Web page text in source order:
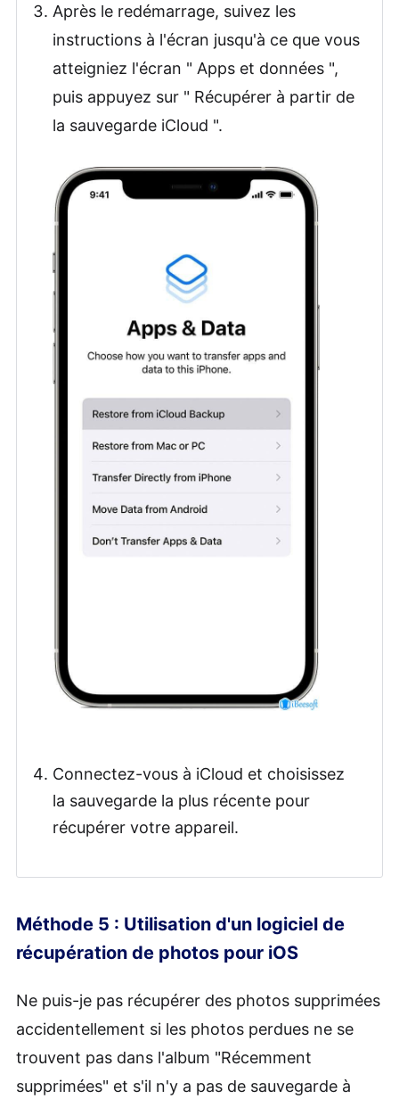
Après le redémarrage, suivez les
instructions à l'écran jusqu'à ce que vous
atteigniez l'écran " Apps et données ",
puis appuyez sur " Récupérer à partir de
la sauvegarde iCloud ".
Connectez-vous à iCloud et choisissez
la sauvegarde la plus récente pour
récupérer votre appareil.
Méthode 5 : Utilisation d'un logiciel de
récupération de photos pour iOS
Ne puis-je pas récupérer des photos supprimées
accidentellement si les photos perdues ne se
trouvent pas dans l'album "Récemment
supprimées" et s'il n'y a pas de sauvegarde à